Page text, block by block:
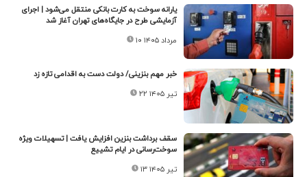
یارانه سوخت به کارت بانکی منتقل می‌شود | اجرای
آزمایشی طرح در جایگاه‌های تهران آغاز شد
۱۰ مرداد ۱۴۰۵
خبر مهم بنزینی/ دولت دست به اقدامی تازه زد
۲۲ تیر ۱۴۰۵
سقف برداشت بنزین افزایش یافت | تسهیلات ویژه
سوخت‌رسانی در ایام تشییع
۱۳ تیر ۱۴۰۵